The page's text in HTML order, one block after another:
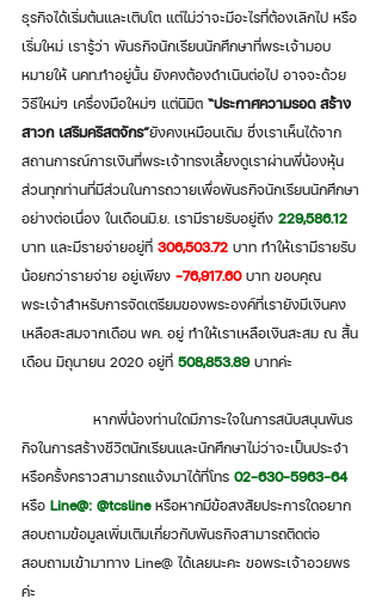
ธุรกิจได้เริ่มต้นและเติบโต แต่ไม่ว่าจะมีอะไรที่ต้องเลิกไป หรือ
เริ่มใหม่ เรารู้ว่า พันธกิจนักเรียนนักศึกษาที่พระเจ้ามอบ
หมายให้ นคท.ทำอยู่นั้น ยังคงต้องดำเนินต่อไป อาจจะด้วย
วิธีใหม่ๆ เครื่องมือใหม่ๆ แต่นิมิต “ประกาศความรอด สร้าง
สาวก เสริมคริสตจักร”ยังคงเหมือนเดิม ซึ่งเราเห็นได้จาก
สถานการณ์การเงินที่พระเจ้าทรงเลี้ยงดูเราผ่านพี่น้องหุ้น
ส่วนทุกท่านที่มีส่วนในการถวายเพื่อพันธกิจนักเรียนนักศึกษา
อย่างต่อเนื่อง ในเดือนมิ.ย. เรามีรายรับอยู่ถึง 229,586.12
บาท และมีรายจ่ายอยู่ที่ 306,503.72 บาท ทำให้เรามีรายรับ
น้อยกว่ารายจ่าย อยู่เพียง -76,917.60 บาท ขอบคุณ
พระเจ้าสำหรับการจัดเตรียมของพระองค์ที่เรายังมีเงินคง
เหลือสะสมจากเดือน พค. อยู่ ทำให้เราเหลือเงินสะสม ณ สิ้น
เดือน มิถุนายน 2020 อยู่ที่ 508,853.89 บาทค่ะ
กิจในการสร้างชีวิตนักเรียนและนักศึกษาไม่ว่าจะเป็นประจำ
หรือครั้งคราวสามารถแจ้งมาได้ที่โทร 02-630-5963-64
หรือ Line@: @tcsline หรือหากมีข้อสงสัยประการใดอยาก
สอบถามข้อมูลเพิ่มเติมเกี่ยวกับพันธกิจสามารถติดต่อ
สอบถามเข้ามาทาง Line@ ได้เลยนะคะ ขอพระเจ้าอวยพร
ค่ะ